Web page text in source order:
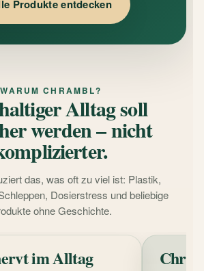
Produkte entdecken
WARUM CHRAMBL?
Alltag soll
werden – nicht
das, was oft zu viel ist: Plastik,
Dosierstress und beliebige
ohne Geschichte.
im Alltag